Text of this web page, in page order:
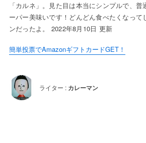
「カルネ」。見た目は本当にシンプルで、
ーパー美味いです！どんどん食べたくなって
ンだったよ。 2022年8月10日 更新
簡単投票でAmazonギフトカードGET！
ライター : カレーマン